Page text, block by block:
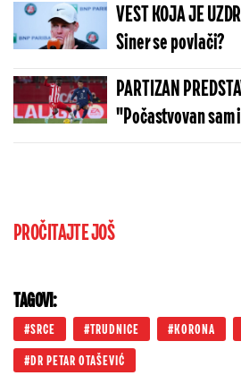
hospitalizovanih
VEST KOJA JE
Siner se povlači?
PARTIZAN
"Počastvovan sam
sa velikom
PROČITAJTE JOŠ
TAGOVI:
SRCE TRUDNICE KORONA
DR PETAR OTAŠEVIĆ